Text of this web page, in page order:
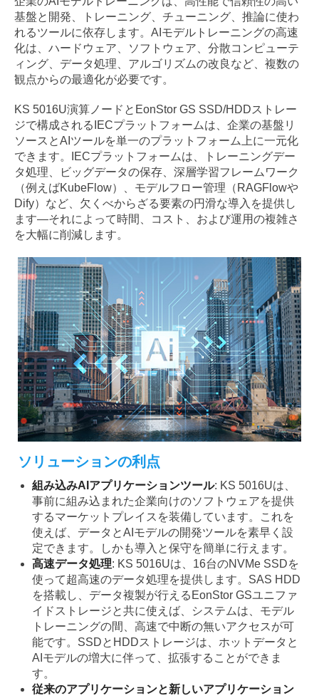
基盤と開発、トレーニング、チューニング、推論に使わ
れるツールに依存します。AIモデルトレーニングの高速
化は、ハードウェア、ソフトウェア、分散コンピューテ
ィング、データ処理、アルゴリズムの改良など、複数の
観点からの最適化が必要です。
KS 5016U演算ノードとEonStor GS SSD/HDDストレー
ジで構成されるIECプラットフォームは、企業の基盤リ
ソースとAIツールを単一のプラットフォーム上に一元化
できます。IECプラットフォームは、トレーニングデー
タ処理、ビッグデータの保存、深層学習フレームワーク
（例えばKubeFlow）、モデルフロー管理（RAGFlowや
Dify）など、欠くべからざる要素の円滑な導入を提供し
ます—それによって時間、コスト、および運用の複雑さ
を大幅に削減します。
ソリューションの利点
組み込みAIアプリケーションツール: KS 5016Uは、
事前に組み込まれた企業向けのソフトウェアを提供
するマーケットプレイスを装備しています。これを
使えば、データとAIモデルの開発ツールを素早く設
定できます。しかも導入と保守を簡単に行えます。
高速データ処理: KS 5016Uは、16台のNVMe SSDを
使って超高速のデータ処理を提供します。SAS HDD
を搭載し、データ複製が行えるEonStor GSユニファ
イドストレージと共に使えば、システムは、モデル
トレーニングの間、高速で中断の無いアクセスが可
能です。SSDとHDDストレージは、ホットデータと
AIモデルの増大に伴って、拡張することができま
す。
従来のアプリケーションと新しいアプリケーション